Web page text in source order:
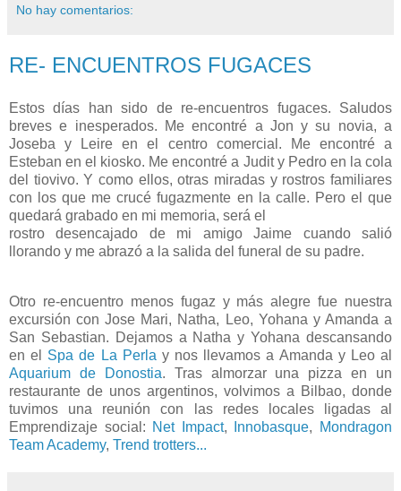
No hay comentarios:
RE- ENCUENTROS FUGACES
Estos días han sido de re-encuentros fugaces. Saludos
breves e inesperados. Me encontré a Jon y su novia, a
Joseba y Leire en el centro comercial. Me encontré a
Esteban en el kiosko. Me encontré a Judit y Pedro en la cola
del tiovivo. Y como ellos, otras miradas y rostros familiares
con los que me crucé fugazmente en la calle. Pero el que
quedará grabado en mi memoria, será el
rostro desencajado de mi amigo Jaime cuando salió
llorando y me abrazó a la salida del funeral de su padre.
Otro re-encuentro menos fugaz y más alegre fue nuestra
excursión con Jose Mari, Natha, Leo, Yohana y Amanda a
San Sebastian. Dejamos a Natha y Yohana descansando
en el Spa de La Perla y nos llevamos a Amanda y Leo al
Aquarium de Donostia. Tras almorzar una pizza en un
restaurante de unos argentinos, volvimos a Bilbao, donde
tuvimos una reunión con las redes locales ligadas al
Emprendizaje social: Net Impact, Innobasque,
Mondragon
Team Academy, Trend trotters...